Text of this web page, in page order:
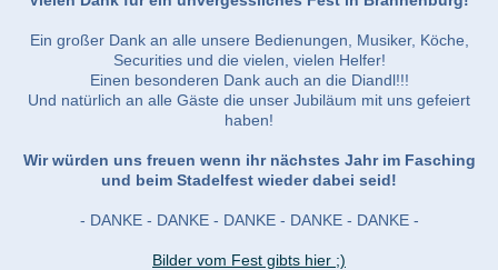
Ein großer Dank an alle unsere Bedienungen, Musiker, Köche,
Securities und die vielen, vielen Helfer!
Einen besonderen Dank auch an die Diandl!!!
Und natürlich an alle Gäste die unser Jubiläum mit uns gefeiert
haben!
Wir würden uns freuen wenn ihr nächstes Jahr im Fasching
und beim Stadelfest wieder dabei seid!
- DANKE - DANKE - DANKE - DANKE - DANKE -
Bilder vom Fest gibts hier ;)